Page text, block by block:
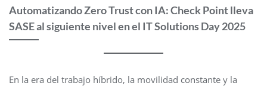
Automatizando Zero Trust con IA: Check Point lleva
SASE al siguiente nivel en el IT Solutions Day 2025
En la era del trabajo híbrido, la movilidad constante y la